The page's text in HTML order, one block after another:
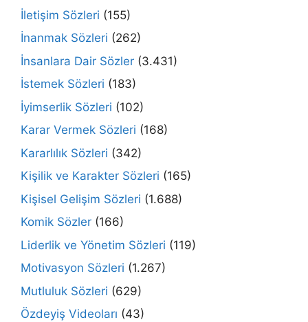
İletişim Sözleri (155)
İnanmak Sözleri (262)
İnsanlara Dair Sözler (3.431)
İstemek Sözleri (183)
İyimserlik Sözleri (102)
Karar Vermek Sözleri (168)
Kararlılık Sözleri (342)
Kişilik ve Karakter Sözleri (165)
Kişisel Gelişim Sözleri (1.688)
Komik Sözler (166)
Liderlik ve Yönetim Sözleri (119)
Motivasyon Sözleri (1.267)
Mutluluk Sözleri (629)
Özdeyiş Videoları (43)